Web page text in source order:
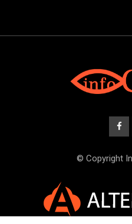
© Copyright